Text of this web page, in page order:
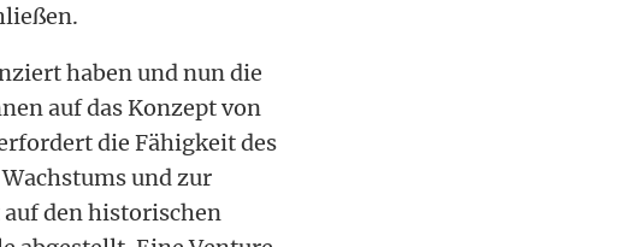
haben und nun die
auf das Konzept von
die Fähigkeit des
und zur
den historischen